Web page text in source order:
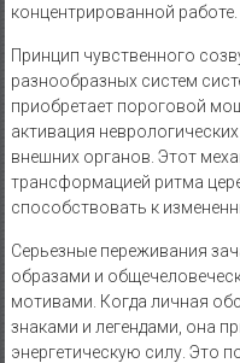
концентрированной работе.
Принцип чувственного
разнообразных систем
приобретает пороговой
активация
внешних органов. Этот
трансформацией ритма
способствовать к
Серьезные переживания
образами и
мотивами. Когда личная
знаками и легендами, она
энергетическую силу. Это